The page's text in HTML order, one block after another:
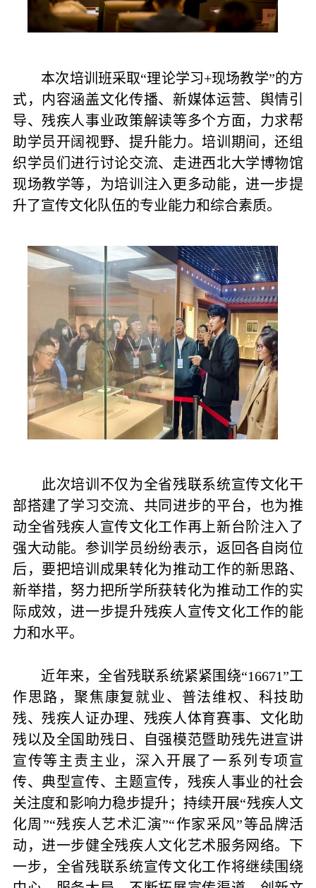
本次培训班采取“理论学习+现场教学”的方
式，内容涵盖文化传播、新媒体运营、舆情引
导、残疾人事业政策解读等多个方面，力求帮
助学员开阔视野、提升能力。培训期间，还组
织学员们进行讨论交流、走进西北大学博物馆
现场教学等，为培训注入更多动能，进一步提
升了宣传文化队伍的专业能力和综合素质。
此次培训不仅为全省残联系统宣传文化干
部搭建了学习交流、共同进步的平台，也为推
动全省残疾人宣传文化工作再上新台阶注入了
强大动能。参训学员纷纷表示，返回各自岗位
后，要把培训成果转化为推动工作的新思路、
新举措，努力把所学所获转化为推动工作的实
际成效，进一步提升残疾人宣传文化工作的能
力和水平。
近年来，全省残联系统紧紧围绕“16671”工
作思路，聚焦康复就业、普法维权、科技助
残、残疾人证办理、残疾人体育赛事、文化助
残以及全国助残日、自强模范暨助残先进宣讲
宣传等主责主业，深入开展了一系列专项宣
传、典型宣传、主题宣传，残疾人事业的社会
关注度和影响力稳步提升；持续开展“残疾人文
化周”“残疾人艺术汇演”“作家采风”等品牌活
动，进一步健全残疾人文化艺术服务网络。下
一步，全省残联系统宣传文化工作将继续围绕